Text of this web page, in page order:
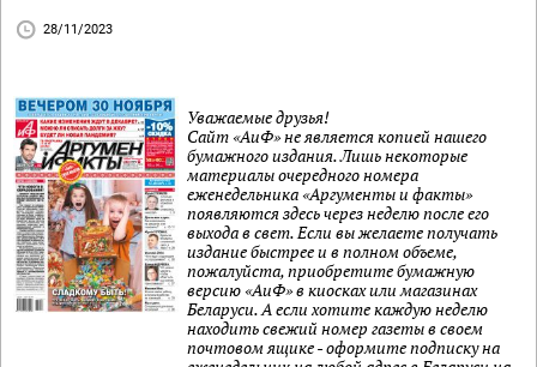
28/11/2023
Уважаемые друзья!
Сайт «АиФ» не является копией нашего
бумажного издания. Лишь некоторые
материалы очередного номера
еженедельника «Аргументы и факты»
появляются здесь через неделю после его
выхода в свет. Если вы желаете получать
издание быстрее и в полном объеме,
пожалуйста, приобретите бумажную
версию «АиФ» в киосках или магазинах
Беларуси. А если хотите каждую неделю
находить свежий номер газеты в своем
почтовом ящике - оформите подписку на